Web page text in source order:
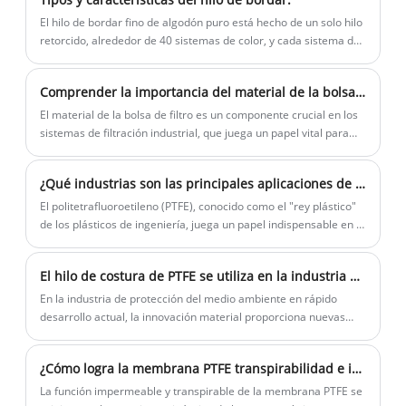
de PTFE. Ofrecemos un diseño único,
rendimiento práctico y precios
competitivos en nuestros filtros de PTFE.
Podemos ofrecer muestras sin costo
alguno.
El hilo de bordar fino de algodón puro está hecho de un solo hilo
retorcido, alrededor de 40 sistemas de color, y cada sistema de
Comprender la importancia del material de la bolsa de filtro en la filtración industrial
El material de la bolsa de filtro es un componente crucial en los
sistemas de filtración industrial, que juega un papel vital para
material de la bolsa de filtro derecho es esencial para lograr un
rendimiento de filtración óptimo en varios entornos industriales.
¿Qué industrias son las principales aplicaciones de PTFE?
El politetrafluoroetileno (PTFE), conocido como el "rey plástico"
de los plásticos de ingeniería, juega un papel indispensable en la
químicos hasta comunicación electrónica, la aplicación de PTFE
casi ha penetrado en varios campos de la industria moderna.
El hilo de costura de PTFE se utiliza en la industria de protección del medio ambiente
En la industria de protección del medio ambiente en rápido
desarrollo actual, la innovación material proporciona nuevas
está desempeñando un papel único en el campo de la
protección del medio ambiente. Desde la filtración de gases de
¿Cómo logra la membrana PTFE transpirabilidad e impermeabilidad?
La función impermeable y transpirable de la membrana PTFE se